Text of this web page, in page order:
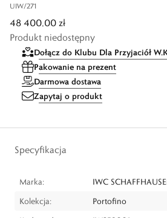
UIW/271
48 400,00 zł
Produkt niedostępny
Dołącz do Klubu Dla Przyjaciół
Pakowanie na prezent
Darmowa dostawa
Zapytaj o produkt
Specyfikacja
Marka:
IWC
Kolekcja:
Portofino